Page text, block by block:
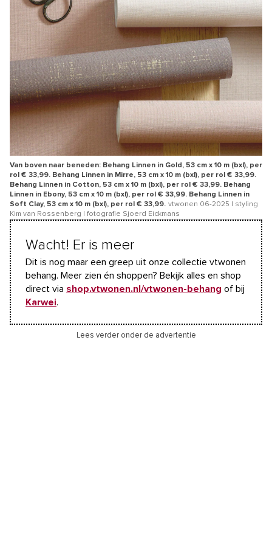
Van boven naar beneden: Behang Linnen in Gold, 53 cm x 10 m (bxl), per
rol € 33,99. Behang Linnen in Mirre, 53 cm x 10 m (bxl), per rol € 33,99.
Behang Linnen in Cotton, 53 cm x 10 m (bxl), per rol € 33,99. Behang
Linnen in Ebony, 53 cm x 10 m (bxl), per rol € 33,99. Behang Linnen in
Soft Clay, 53 cm x 10 m (bxl), per rol € 33,99. vtwonen 06-2025 | styling
Kim van Rossenberg | fotografie Sjoerd Eickmans
Wacht! Er is meer
Dit is nog maar een greep uit onze collectie vtwonen
behang. Meer zien én shoppen? Bekijk alles en shop
direct via shop.vtwonen.nl/vtwonen-behang of bij
Karwei.
Lees verder onder de advertentie